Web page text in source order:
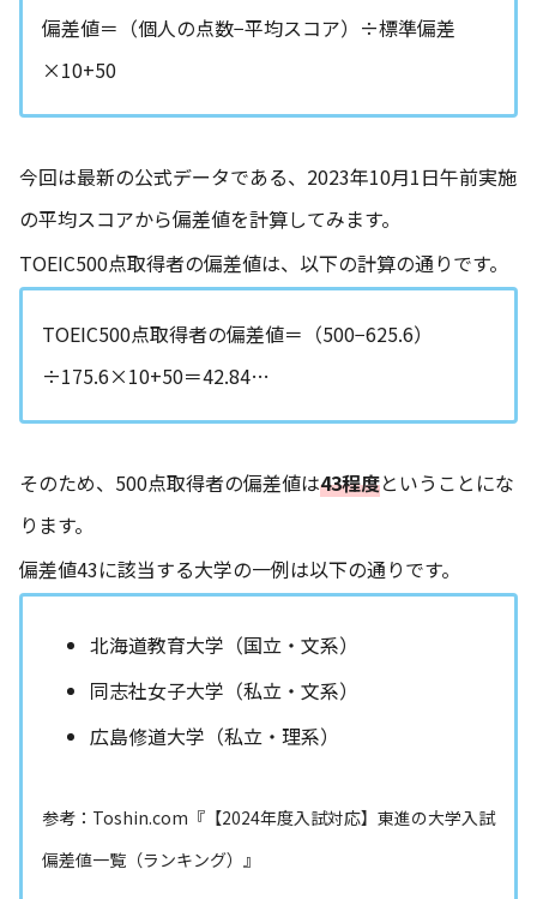
偏差値＝（個人の点数−平均スコア）÷標準偏差
×10+50
今回は最新の公式データである、2023年10月1日午前実施
の平均スコアから偏差値を計算してみます。
TOEIC500点取得者の偏差値は、以下の計算の通りです。
TOEIC500点取得者の偏差値＝（500−625.6）
÷175.6×10+50＝42.84…
そのため、500点取得者の偏差値は43程度ということにな
ります。
偏差値43に該当する大学の一例は以下の通りです。
北海道教育大学（国立・文系）
同志社女子大学（私立・文系）
広島修道大学（私立・理系）
参考： Toshin.com『【2024年度入試対応】東進の大学入試
偏差値一覧（ランキング）』